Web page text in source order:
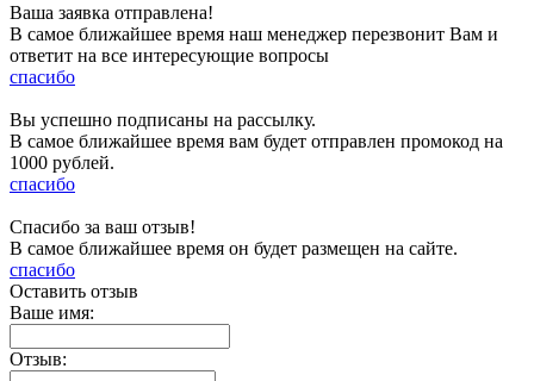
Ваша заявка отправлена!
В самое ближайшее время наш менеджер перезвонит Вам и
ответит на все интересующие вопросы
спасибо
Вы успешно подписаны на рассылку.
В самое ближайшее время вам будет отправлен промокод на
1000 рублей.
спасибо
Спасибо за ваш отзыв!
В самое ближайшее время он будет размещен на сайте.
спасибо
Оставить отзыв
Ваше имя:
Отзыв: